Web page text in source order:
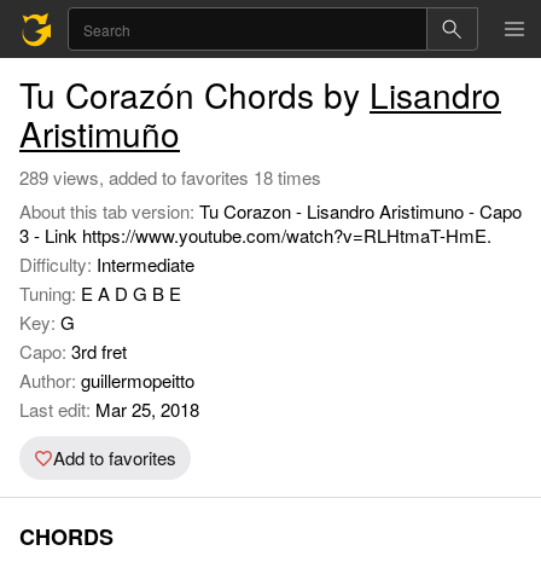
Tu Corazón Chords by Lisandro
Aristimuño
289 views, added to favorites 18 times
About this tab version: Tu Corazon - Lisandro Aristimuno - Capo
3 - Link https://www.youtube.com/watch?v=RLHtmaT-HmE.
Difficulty: Intermediate
Tuning: E A D G B E
Key: G
Capo: 3rd fret
Author: guillermopeitto
Last edit: Mar 25, 2018
Add to favorites
CHORDS